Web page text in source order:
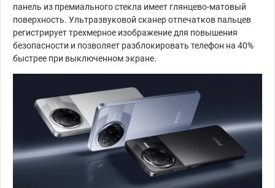
панель из премиального стекла имеет глянцево-матовый
поверхность. Ультразвуковой сканер отпечатков пальцев
регистрирует трехмерное изображение для повышения
безопасности и позволяет разблокировать телефон на 40%
быстрее при выключенном экране.